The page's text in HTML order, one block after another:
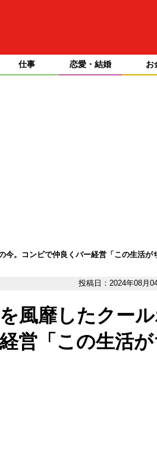
仕事 恋愛・結婚 お
今。コンビで仲良くバー経営「この生活が
投稿日：2024年08月
風靡したクー
営「この生活が